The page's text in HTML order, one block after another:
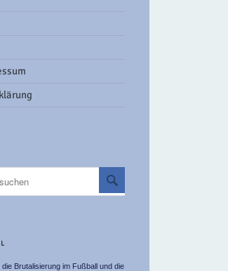
Brutalisierung im Fußball und die